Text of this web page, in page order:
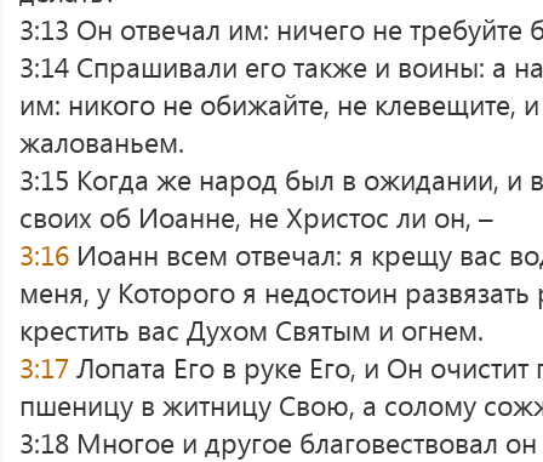
3:13 Он отвечал им: ничего не требуйте
3:14 Спрашивали его также и воины: а
им: никого не обижайте, не клевещите,
жалованьем.
3:15 Когда же народ был в ожидании, и
своих об Иоанне, не Христос ли он, –
3:16 Иоанн всем отвечал: я крещу вас
меня, у Которого я недостоин
крестить вас Духом Святым и огнем.
3:17Лопата Его в руке Его, и Он
пшеницу в житницу Свою, а солому
3:18 Многое и другое благовествовал